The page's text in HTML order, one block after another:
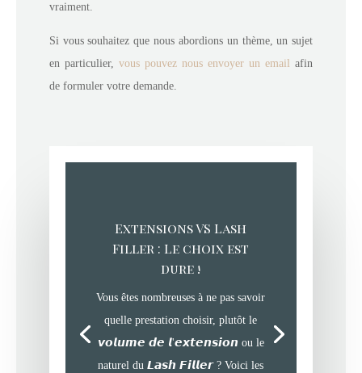
vraiment.
Si vous souhaitez que nous abordions un thème, un sujet
en particulier, vous pouvez nous envoyer un email afin
de formuler votre demande.
Extensions VS Lash
Filler : Le choix est
dure !
Vous êtes nombreuses à ne pas savoir
quelle prestation choisir, plutôt le
𝙫𝙤𝙡𝙪𝙢𝙚 𝙙𝙚 𝙡'𝙚𝙭𝙩𝙚𝙣𝙨𝙞𝙤𝙣 ou le
naturel du 𝙇𝙖𝙨𝙝 𝙁𝙞𝙡𝙡𝙚𝙧 ? Voici les